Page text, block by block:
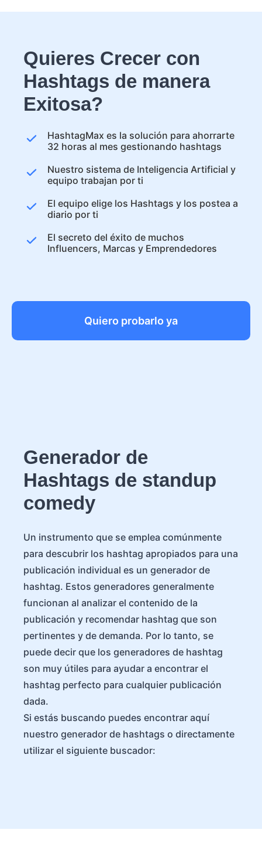
Quieres Crecer con
Hashtags de manera
Exitosa?
HashtagMax es la solución para ahorrarte
32 horas al mes gestionando hashtags
Nuestro sistema de Inteligencia Artificial y
equipo trabajan por ti
El equipo elige los Hashtags y los postea a
diario por ti
El secreto del éxito de muchos
Influencers, Marcas y Emprendedores
Quiero probarlo ya
Generador de
Hashtags de standup
comedy
Un instrumento que se emplea comúnmente
para descubrir los hashtag apropiados para una
publicación individual es un generador de
hashtag. Estos generadores generalmente
funcionan al analizar el contenido de la
publicación y recomendar hashtag que son
pertinentes y de demanda. Por lo tanto, se
puede decir que los generadores de hashtag
son muy útiles para ayudar a encontrar el
hashtag perfecto para cualquier publicación
dada.
Si estás buscando puedes encontrar aquí
nuestro generador de hashtags o directamente
utilizar el siguiente buscador: